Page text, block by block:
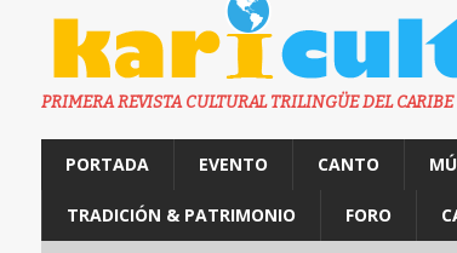
PRIMERA REVISTA CULTURAL TRILINGÜE DEL CARIBE
PORTADA EVENTO CANTO
TRADICIÓN & PATRIMONIO FORO